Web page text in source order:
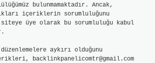
bulunmamaktadır. Ancak,
içeriklerin sorumluluğunu
üye olarak bu sorumluluğu kabul
aykırı olduğunu
backlinkpanelicomtr@gmail.com